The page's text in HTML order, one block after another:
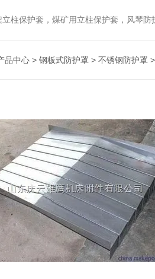
立柱保护套，煤矿用立柱保护套，风琴
品中心 > 钢板式防护罩 > 不锈钢防护罩